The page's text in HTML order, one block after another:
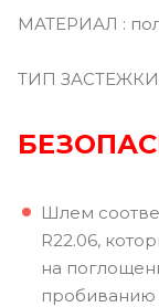
МАТЕРИАЛ :
ТИП ЗАСТЕЖКИ
Шлем
R22.06,
на
пробиванию